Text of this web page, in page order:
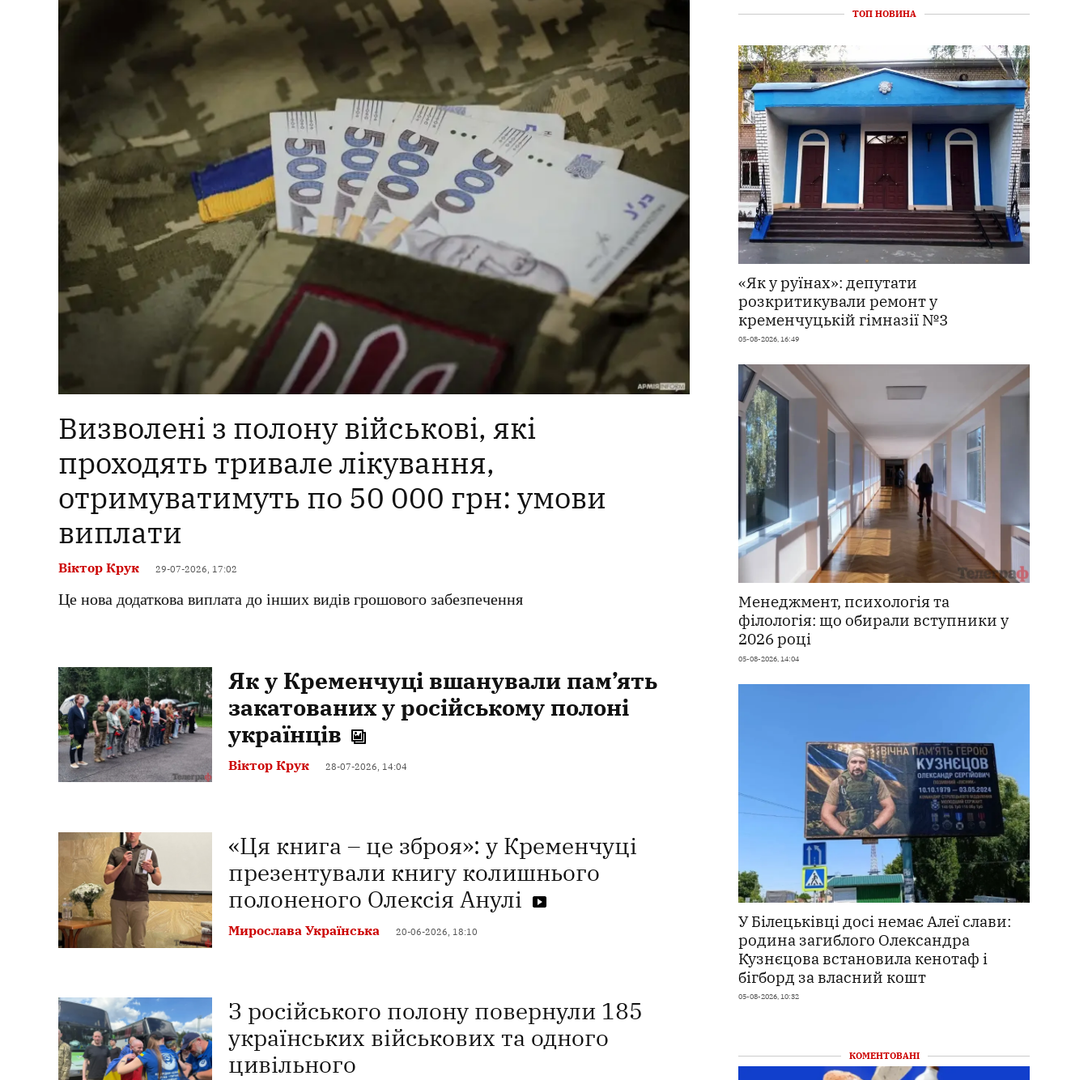
Визволені з полону військові, які
проходять тривале лікування,
отримуватимуть по 50 000 грн: умови
виплати
Віктор Крук 29-07-2026, 17:02
Це нова додаткова виплата до інших видів грошового забезпечення
Як у Кременчуці вшанували пам’ять
закатованих у російському полоні
українців
Віктор Крук 28-07-2026, 14:04
«Ця книга – це зброя»: у Кременчуці
презентували книгу колишнього
полоненого Олексія Анулі
Мирослава Українська 20-06-2026, 18:10
З російського полону повернули 185
українських військових та одного
цивільного
ТОП НОВИНА
«Як у руїнах»: депутати
розкритикували ремонт у
кременчуцькій гімназії №3
05-08-2026, 16:49
Менеджмент, психологія та
філологія: що обирали вступники у
2026 році
05-08-2026, 14:04
У Білецьківці досі немає Алеї слави:
родина загиблого Олександра
Кузнєцова встановила кенотаф і
бігборд за власний кошт
05-08-2026, 10:32
КОМЕНТОВАНІ